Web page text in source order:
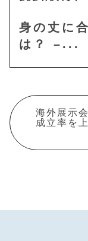
身の丈に
は？ –...
海外展示
成立率を